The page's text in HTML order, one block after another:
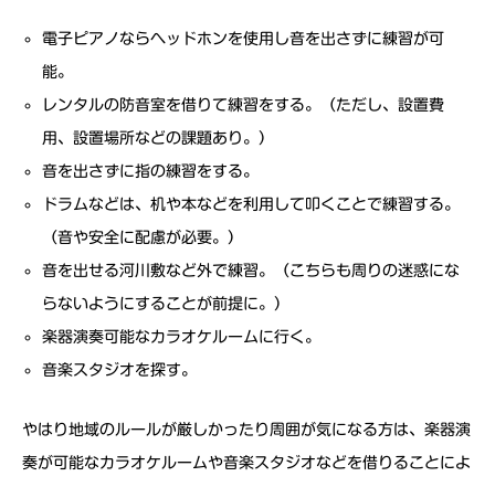
電子ピアノならヘッドホンを使用し音を出さずに練習が可
能。
レンタルの防音室を借りて練習をする。（ただし、設置費
用、設置場所などの課題あり。）
音を出さずに指の練習をする。
ドラムなどは、机や本などを利用して叩くことで練習する。
（音や安全に配慮が必要。）
音を出せる河川敷など外で練習。（こちらも周りの迷惑にな
らないようにすることが前提に。）
楽器演奏可能なカラオケルームに行く。
音楽スタジオを探す。
やはり地域のルールが厳しかったり周囲が気になる方は、楽器演
奏が可能なカラオケルームや音楽スタジオなどを借りることによ